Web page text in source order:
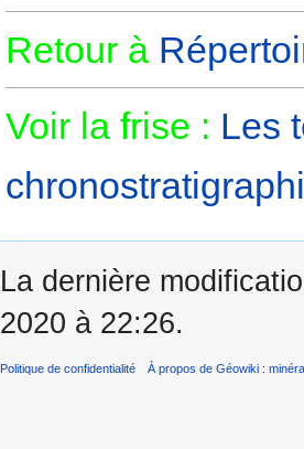
Retour à
Voir la frise : Les
La dernière
2020 à 22:26.
Politique de confidentialité À propos de Géowiki :